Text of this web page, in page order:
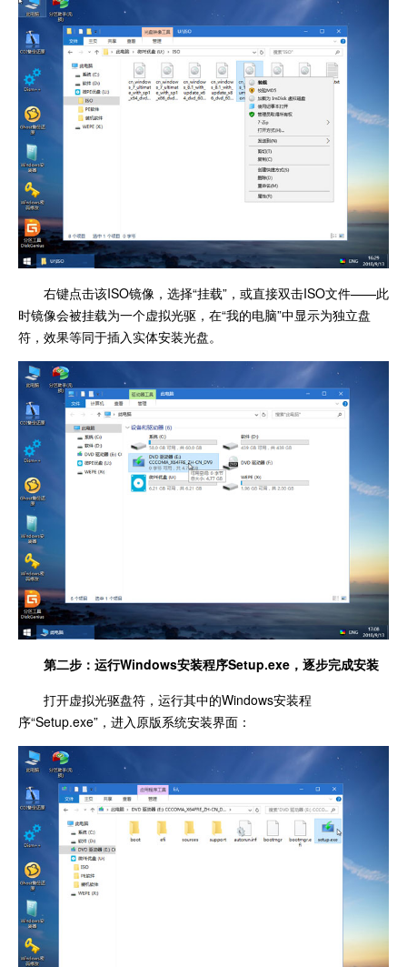
右键点击该ISO镜像，选择“挂载”，或直接双击ISO文件——此
时镜像会被挂载为一个虚拟光驱，在“我的电脑”中显示为独立盘
符，效果等同于插入实体安装光盘。
第二步：运行Windows安装程序Setup.exe，逐步完成安装
打开虚拟光驱盘符，运行其中的Windows安装程
序“Setup.exe”，进入原版系统安装界面：